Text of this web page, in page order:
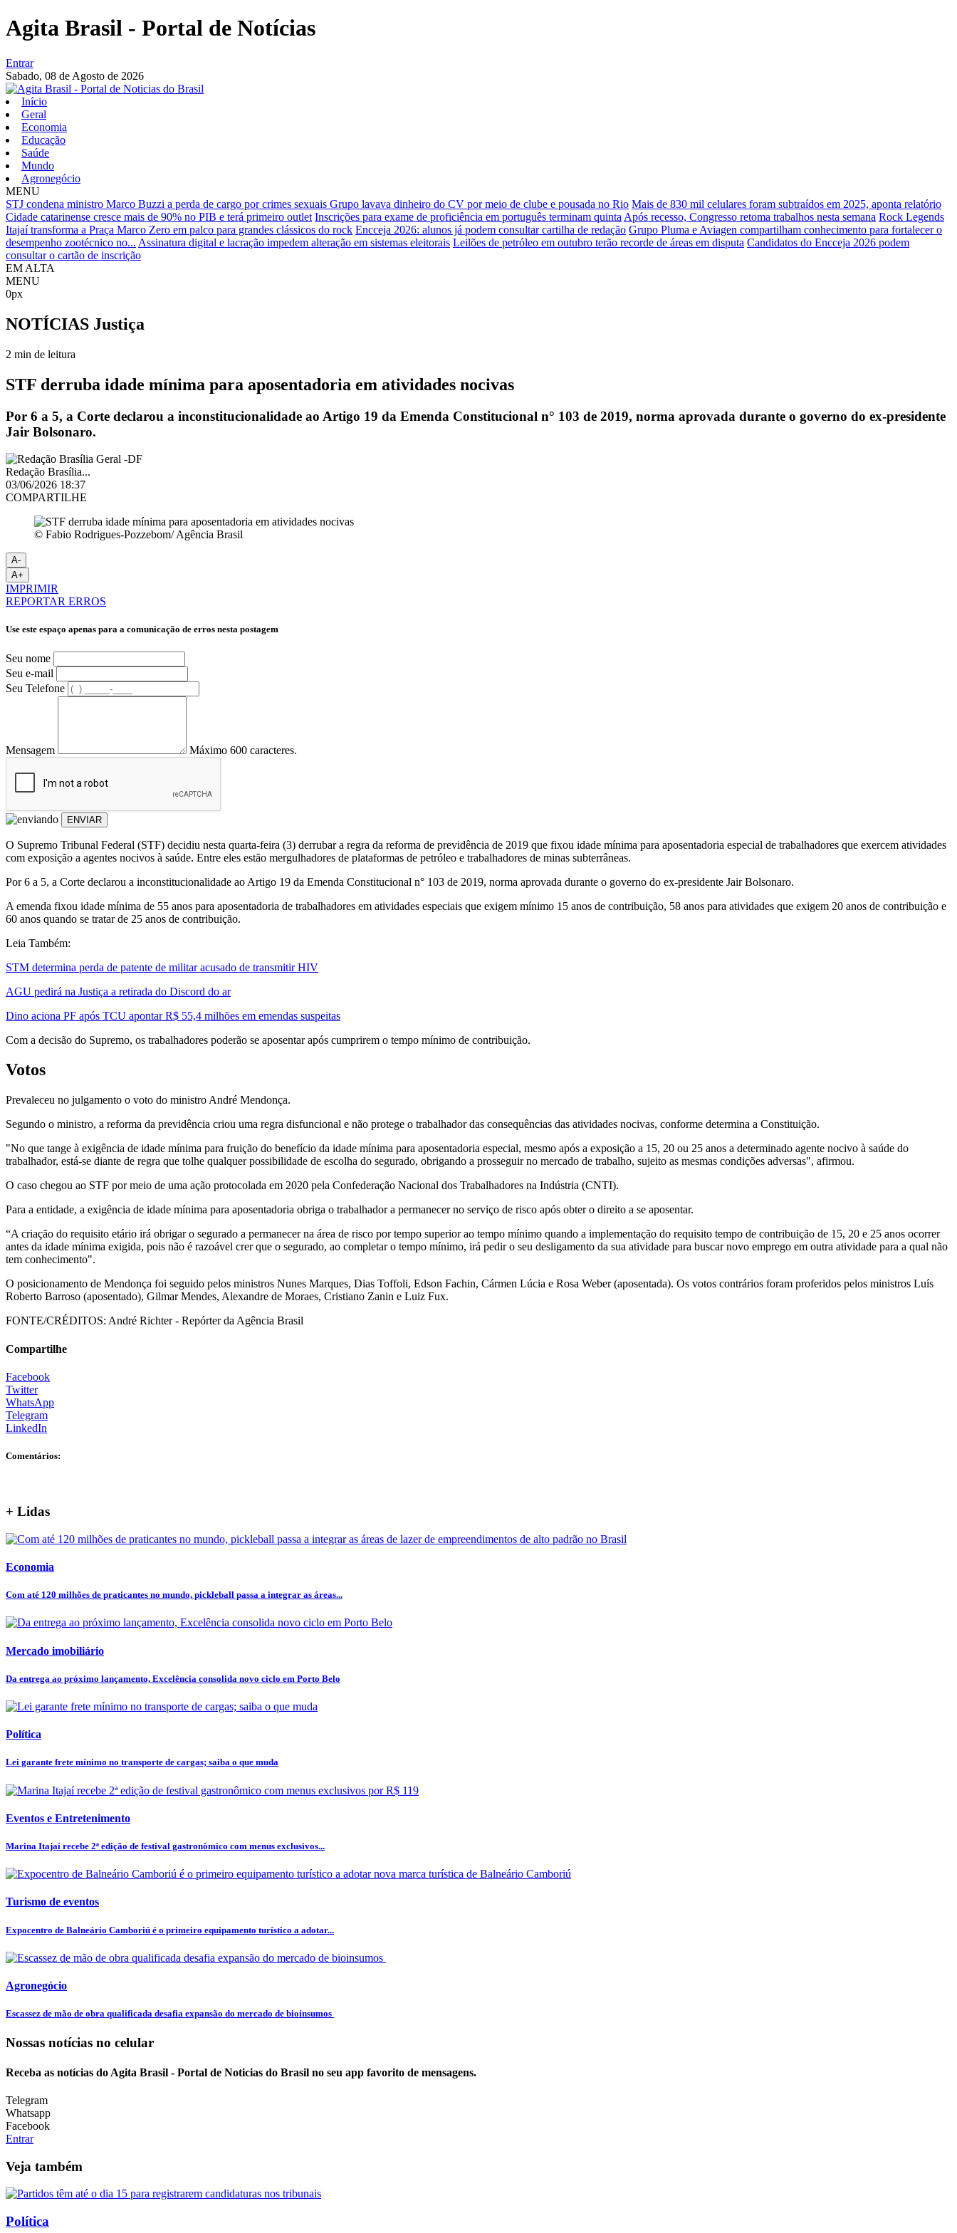
Agita Brasil - Portal de Notícias
Entrar
Sabado, 08 de Agosto de 2026
Início
Geral
Economia
Educação
Saúde
Mundo
Agronegócio
MENU
STJ condena ministro Marco Buzzi a perda de cargo por crimes sexuais Grupo lavava dinheiro do CV por meio de clube e pousada no Rio Mais de 830 mil celulares foram subtraídos em 2025, aponta relatório
Cidade catarinense cresce mais de 90% no PIB e terá primeiro outlet Inscrições para exame de proficiência em português terminam quinta Após recesso, Congresso retoma trabalhos nesta semana Rock Legends
Itajaí transforma a Praça Marco Zero em palco para grandes clássicos do rock Encceja 2026: alunos já podem consultar cartilha de redação Grupo Pluma e Aviagen compartilham conhecimento para fortalecer o
desempenho zootécnico no... Assinatura digital e lacração impedem alteração em sistemas eleitorais Leilões de petróleo em outubro terão recorde de áreas em disputa Candidatos do Encceja 2026 podem
consultar o cartão de inscrição
EM ALTA
MENU
0px
NOTÍCIAS Justiça
2 min de leitura
STF derruba idade mínima para aposentadoria em atividades nocivas
Por 6 a 5, a Corte declarou a inconstitucionalidade ao Artigo 19 da Emenda Constitucional n° 103 de 2019, norma aprovada durante o governo do ex-presidente
Jair Bolsonaro.
Redação Brasília...
03/06/2026 18:37
COMPARTILHE
© Fabio Rodrigues-Pozzebom/ Agência Brasil
A-
A+
IMPRIMIR
REPORTAR ERROS
Use este espaço apenas para a comunicação de erros nesta postagem
Seu nome
Seu e-mail
Seu Telefone
Mensagem Máximo 600 caracteres.
ENVIAR
O Supremo Tribunal Federal (STF) decidiu nesta quarta-feira (3) derrubar a regra da reforma de previdência de 2019 que fixou idade mínima para aposentadoria especial de trabalhadores que exercem atividades
com exposição a agentes nocivos à saúde. Entre eles estão mergulhadores de plataformas de petróleo e trabalhadores de minas subterrâneas.
Por 6 a 5, a Corte declarou a inconstitucionalidade ao Artigo 19 da Emenda Constitucional n° 103 de 2019, norma aprovada durante o governo do ex-presidente Jair Bolsonaro.
A emenda fixou idade mínima de 55 anos para aposentadoria de trabalhadores em atividades especiais que exigem mínimo 15 anos de contribuição, 58 anos para atividades que exigem 20 anos de contribuição e
60 anos quando se tratar de 25 anos de contribuição.
Leia Também:
STM determina perda de patente de militar acusado de transmitir HIV
AGU pedirá na Justiça a retirada do Discord do ar
Dino aciona PF após TCU apontar R$ 55,4 milhões em emendas suspeitas
Com a decisão do Supremo, os trabalhadores poderão se aposentar após cumprirem o tempo mínimo de contribuição.
Votos
Prevaleceu no julgamento o voto do ministro André Mendonça.
Segundo o ministro, a reforma da previdência criou uma regra disfuncional e não protege o trabalhador das consequências das atividades nocivas, conforme determina a Constituição.
"No que tange à exigência de idade mínima para fruição do benefício da idade mínima para aposentadoria especial, mesmo após a exposição a 15, 20 ou 25 anos a determinado agente nocivo à saúde do
trabalhador, está-se diante de regra que tolhe qualquer possibilidade de escolha do segurado, obrigando a prosseguir no mercado de trabalho, sujeito as mesmas condições adversas", afirmou.
O caso chegou ao STF por meio de uma ação protocolada em 2020 pela Confederação Nacional dos Trabalhadores na Indústria (CNTI).
Para a entidade, a exigência de idade mínima para aposentadoria obriga o trabalhador a permanecer no serviço de risco após obter o direito a se aposentar.
“A criação do requisito etário irá obrigar o segurado a permanecer na área de risco por tempo superior ao tempo mínimo quando a implementação do requisito tempo de contribuição de 15, 20 e 25 anos ocorrer
antes da idade mínima exigida, pois não é razoável crer que o segurado, ao completar o tempo mínimo, irá pedir o seu desligamento da sua atividade para buscar novo emprego em outra atividade para a qual não
tem conhecimento".
O posicionamento de Mendonça foi seguido pelos ministros Nunes Marques, Dias Toffoli, Edson Fachin, Cármen Lúcia e Rosa Weber (aposentada). Os votos contrários foram proferidos pelos ministros Luís
Roberto Barroso (aposentado), Gilmar Mendes, Alexandre de Moraes, Cristiano Zanin e Luiz Fux.
FONTE/CRÉDITOS: André Richter - Repórter da Agência Brasil
Compartilhe
Facebook
Twitter
WhatsApp
Telegram
LinkedIn
Comentários:
+ Lidas
Economia
Com até 120 milhões de praticantes no mundo, pickleball passa a integrar as áreas...
Mercado imobiliário
Da entrega ao próximo lançamento, Excelência consolida novo ciclo em Porto Belo
Política
Lei garante frete mínimo no transporte de cargas; saiba o que muda
Eventos e Entretenimento
Marina Itajaí recebe 2ª edição de festival gastronômico com menus exclusivos...
Turismo de eventos
Expocentro de Balneário Camboriú é o primeiro equipamento turístico a adotar...
Agronegócio
Escassez de mão de obra qualificada desafia expansão do mercado de bioinsumos
Nossas notícias no celular
Receba as notícias do Agita Brasil - Portal de Noticias do Brasil no seu app favorito de mensagens.
Telegram
Whatsapp
Facebook
Entrar
Veja também
Política